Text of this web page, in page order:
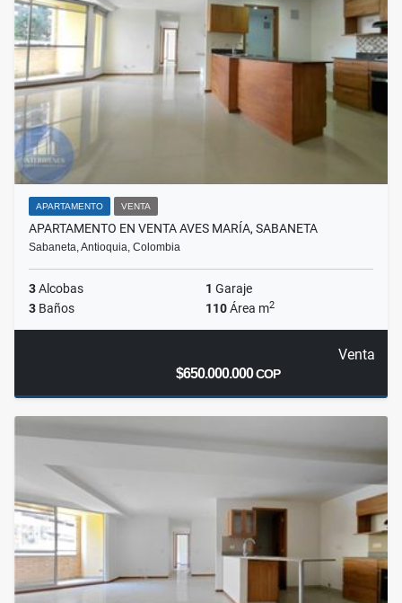
APARTAMENTO VENTA
APARTAMENTO EN VENTA AVES MARÍA, SABANETA
Sabaneta, Antioquia, Colombia
3Alcobas 1 Garaje
3 Baños 110Área m2
Venta
$650.000.000COP